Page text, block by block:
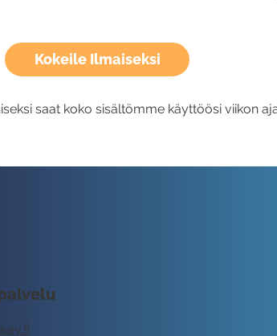
Kokeile Ilmaiseksi
saat koko sisältömme käyttöösi viikon